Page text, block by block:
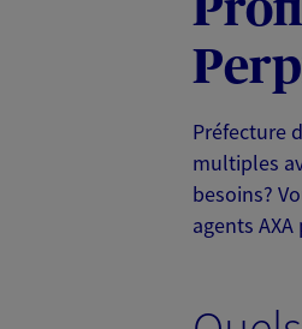
1
Préfecture
multiples
besoins?
agents